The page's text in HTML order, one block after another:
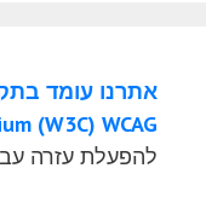
(W3C) WCAG.
להפעלת עזרה